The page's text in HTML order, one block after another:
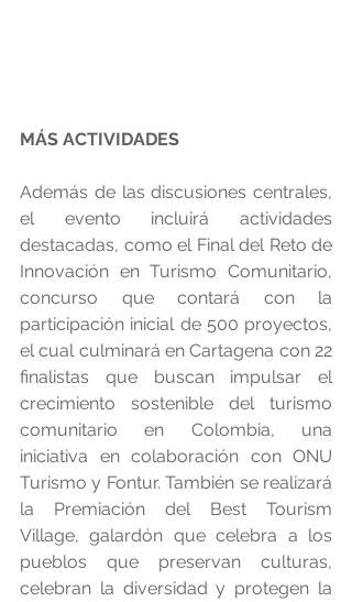
MÁS ACTIVIDADES
Además de las discusiones centrales,
el evento incluirá actividades
destacadas, como el Final del Reto de
Innovación en Turismo Comunitario,
concurso que contará con la
participación inicial de 500 proyectos,
el cual culminará en Cartagena con 22
finalistas que buscan impulsar el
crecimiento sostenible del turismo
comunitario en Colombia, una
iniciativa en colaboración con ONU
Turismo y Fontur. También se realizará
la Premiación del Best Tourism
Village, galardón que celebra a los
pueblos que preservan culturas,
celebran la diversidad y protegen la